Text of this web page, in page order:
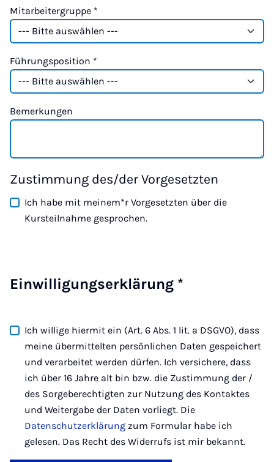
Mitarbeitergruppe *
Führungsposition *
Bemerkungen
Zustimmung des/der Vorgesetzten
Ich habe mit meinem*r Vorgesetzten über die
Kursteilnahme gesprochen.
Einwilligungserklärung *
Ich willige hiermit ein (Art. 6 Abs. 1 lit. a DSGVO), dass
meine übermittelten persönlichen Daten gespeichert
und verarbeitet werden dürfen. Ich versichere, dass
ich über 16 Jahre alt bin bzw. die Zustimmung der /
des Sorgeberechtigten zur Nutzung des Kontaktes
und Weitergabe der Daten vorliegt. Die
Datenschutzerklärung zum Formular habe ich
gelesen. Das Recht des Widerrufs ist mir bekannt.